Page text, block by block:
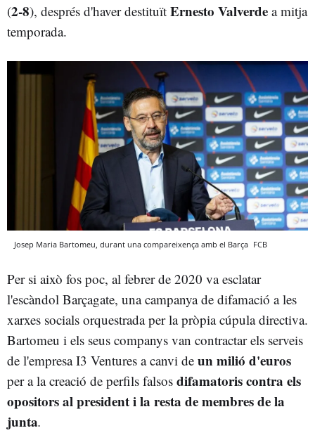
(2-8), després d'haver destituït Ernesto Valverde a mitja
temporada.
Josep Maria Bartomeu, durant una compareixença amb el Barça FCB
Per si això fos poc, al febrer de 2020 va esclatar
l'escàndol Barçagate, una campanya de difamació a les
xarxes socials orquestrada per la pròpia cúpula directiva.
Bartomeu i els seus companys van contractar els serveis
de l'empresa I3 Ventures a canvi de un milió d'euros
per a la creació de perfils falsos difamatoris contra els
opositors al president i la resta de membres de la
junta.